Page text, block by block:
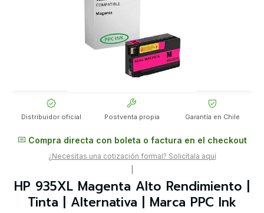
Distribuidor oficial Postventa propia Garantía en Chile
Compra directa con boleta o factura en el checkout
¿Necesitas una cotización formal? Solicítala aquí
HP 935XL Magenta Alto Rendimiento |
Tinta | Alternativa | Marca PPC Ink